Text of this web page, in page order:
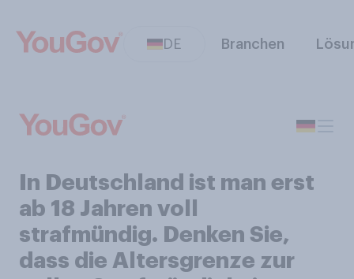
DE Branchen
In Deutschland ist man erst
ab 18 Jahren voll
strafmündig. Denken Sie,
dass die Altersgrenze zur